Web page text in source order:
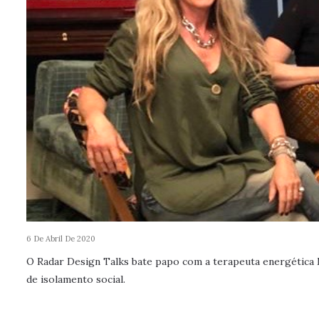
6 De Abril De 2020
O Radar Design Talks bate papo com a terapeuta
de isolamento social.